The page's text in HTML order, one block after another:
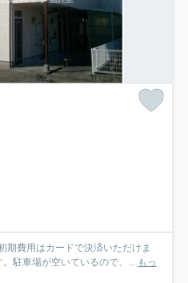
期費用はカードで決済いただけま
駐車場が空いているので、...
もっ